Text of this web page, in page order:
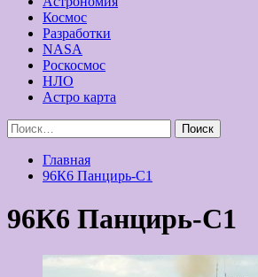
Космос
Разработки
NASA
Роскосмос
НЛО
Астро карта
Найти:
Главная
96К6 Панцирь-С1
96К6 Панцирь-С1